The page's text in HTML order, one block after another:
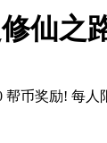
仙之
帮币奖励! 每人